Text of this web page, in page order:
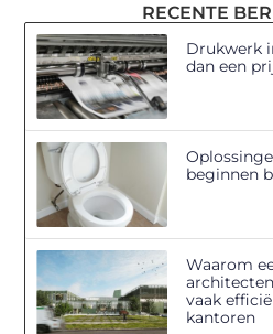
RECENTE
Drukwerk
dan een
beginnen
Waarom
vaak
kantoren